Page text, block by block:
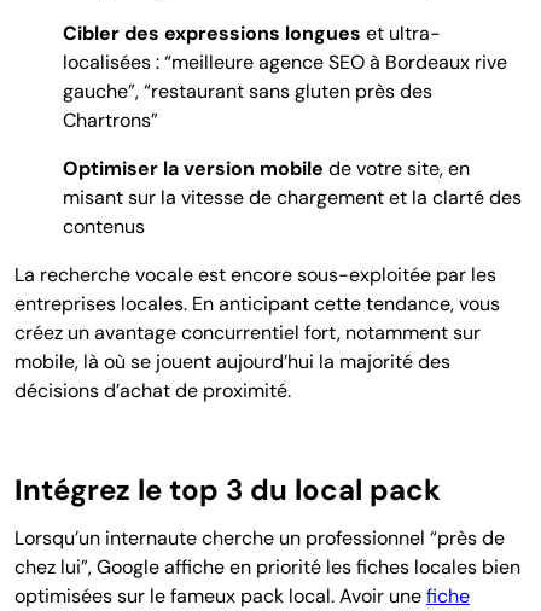
Cibler des expressions longues et ultra-
localisées : “meilleure agence SEO à Bordeaux rive
gauche”, “restaurant sans gluten près des
Chartrons”
Optimiser la version mobile de votre site, en
misant sur la vitesse de chargement et la clarté des
contenus
La recherche vocale est encore sous-exploitée par les
entreprises locales. En anticipant cette tendance, vous
créez un avantage concurrentiel fort, notamment sur
mobile, là où se jouent aujourd’hui la majorité des
décisions d’achat de proximité.
Intégrez le top 3 du local pack
Lorsqu’un internaute cherche un professionnel “près de
chez lui”, Google affiche en priorité les fiches locales bien
optimisées sur le fameux pack local. Avoir unefiche